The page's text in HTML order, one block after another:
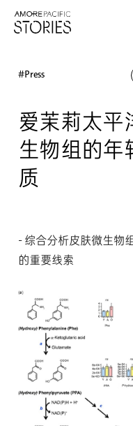
#Press
爱茉莉太平
生物组的年
质
- 综合分析皮肤微生物
的重要线索